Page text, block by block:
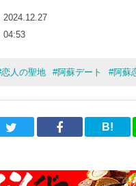
2024.12.27
04:53
恋人の聖地 #阿蘇デート #阿蘇
B!